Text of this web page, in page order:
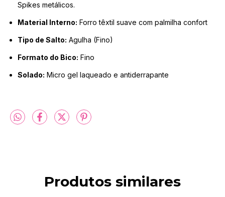
Spikes metálicos.
Material Interno: Forro têxtil suave com palmilha confort
Tipo de Salto: Agulha (Fino)
Formato do Bico: Fino
Solado: Micro gel laqueado e antiderrapante
Produtos similares